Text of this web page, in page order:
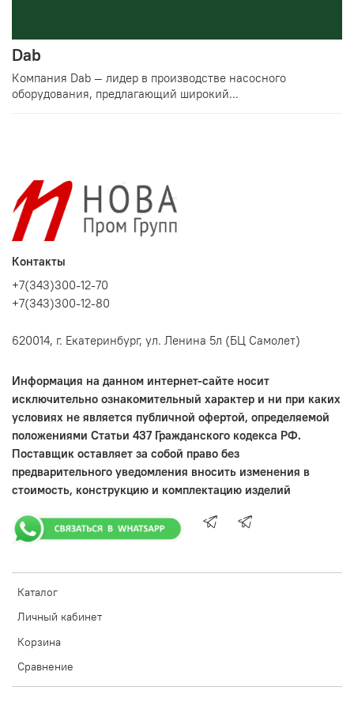
Dab
Компания Dab — лидер в производстве насосного
оборудования, предлагающий широкий...
Каталог
Личный кабинет
Корзина
Сравнение
Контакты
+7(343)300-12-70
+7(343)300-12-80
620014, г. Екатеринбург, ул. Ленина 5л (БЦ Самолет)
Информация на данном интернет-сайте носит
исключительно ознакомительный характер и ни при каких
условиях не является публичной офертой, определяемой
положениями Статьи 437 Гражданского кодекса РФ.
Поставщик оставляет за собой право без
предварительного уведомления вносить изменения в
стоимость, конструкцию и комплектацию изделий